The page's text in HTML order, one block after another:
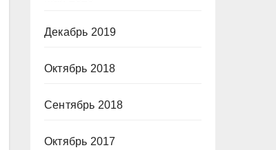
Декабрь 2019
Октябрь 2018
Сентябрь 2018
Октябрь 2017